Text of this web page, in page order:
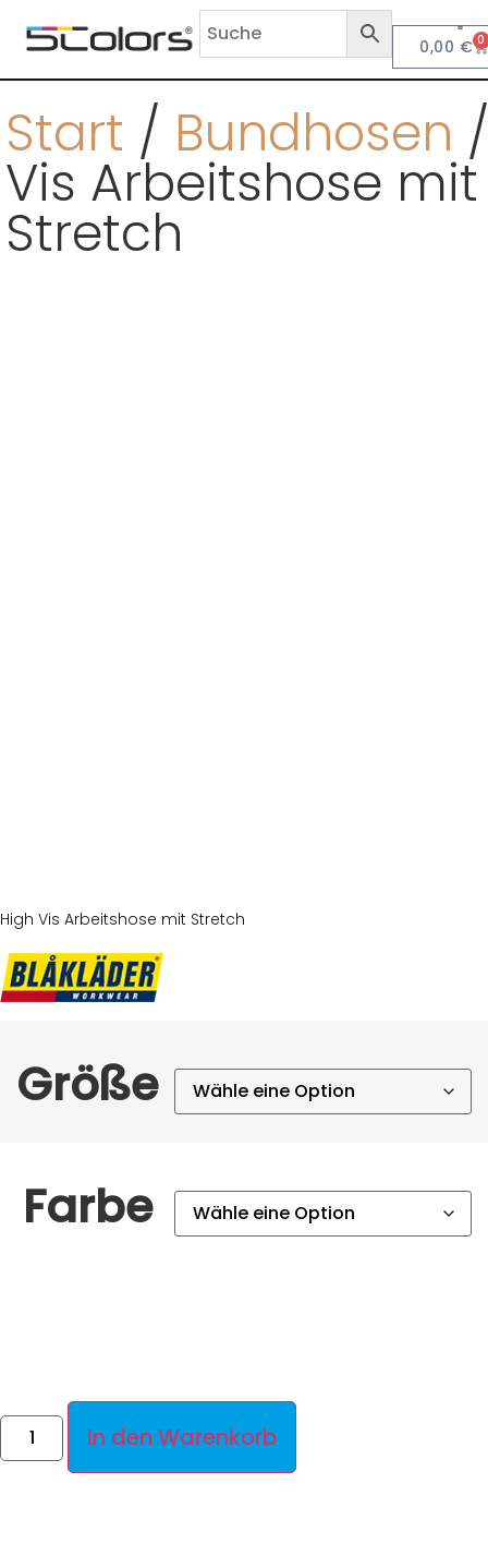
0,00 € 0
Start / Bundhosen
Vis Arbeitshose mit
Stretch
High Vis Arbeitshose mit Stretch
Größe
Farbe
In den Warenkorb